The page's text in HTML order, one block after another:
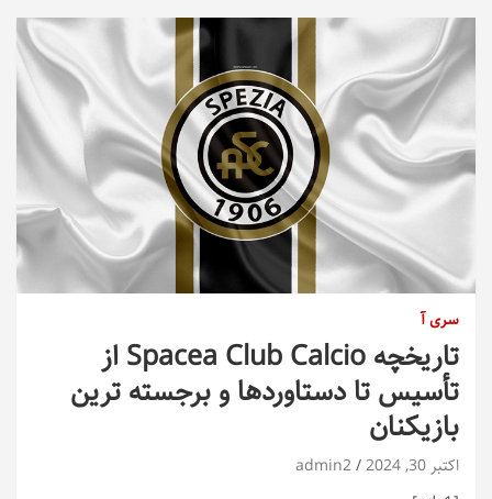
سری آ
تاریخچه Spacea Club Calcio از
تأسیس تا دستاوردها و برجسته ترین
بازیکنان
اکتبر 30, 2024 admin2